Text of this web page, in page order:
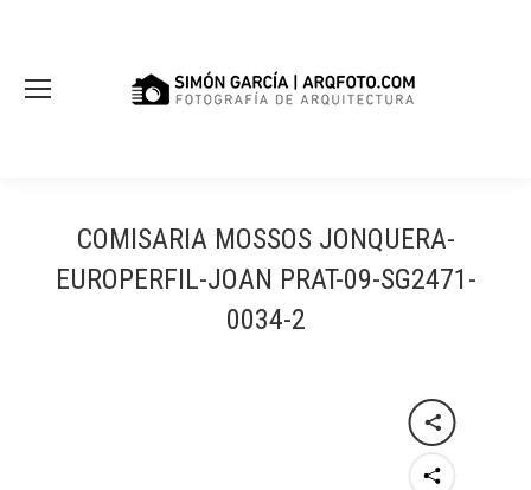
COMISARIA MOSSOS JONQUERA-
EUROPERFIL-JOAN PRAT-09-SG2471-
0034-2